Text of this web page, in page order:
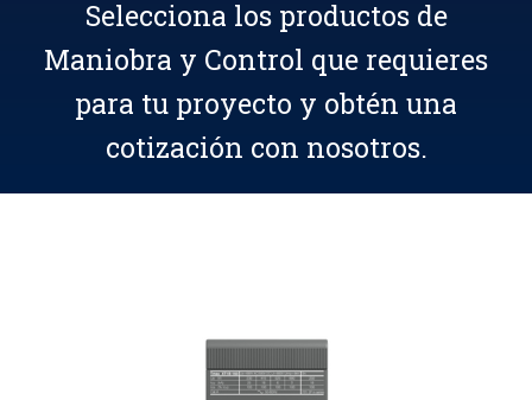
Selecciona los productos de
Maniobra y Control que requieres
para tu proyecto y obtén una
cotización con nosotros.